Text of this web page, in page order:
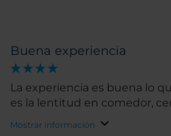
Buena experiencia
La experiencia es buena lo
es la lentitud en comedor,
Mostrar información